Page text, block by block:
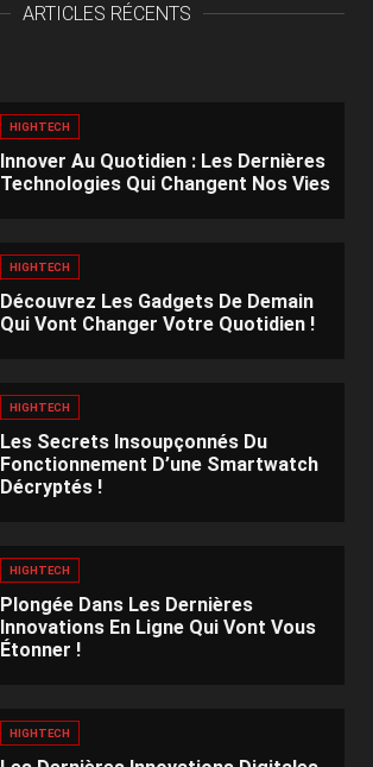
ARTICLES RÉCENTS
HIGHTECH
Innover Au Quotidien : Les Dernières
Technologies Qui Changent Nos Vies
HIGHTECH
Découvrez Les Gadgets De Demain
Qui Vont Changer Votre Quotidien !
HIGHTECH
Les Secrets Insoupçonnés Du
Fonctionnement D’une Smartwatch
Décryptés !
HIGHTECH
Plongée Dans Les Dernières
Innovations En Ligne Qui Vont Vous
Étonner !
HIGHTECH